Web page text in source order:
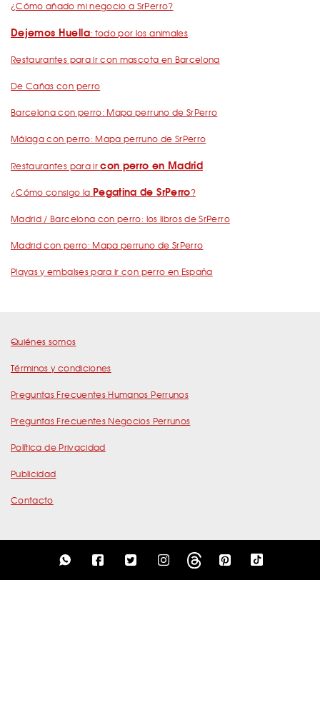
¿Cómo añado mi negocio a SrPerro?
Dejemos Huella: todo por los animales
Restaurantes para ir con mascota en Barcelona
De Cañas con perro
Barcelona con perro: Mapa perruno de SrPerro
Málaga con perro: Mapa perruno de SrPerro
Restaurantes para ircon perro en Madrid
¿Cómo consigo la Pegatina de SrPerro?
Madrid / Barcelona con perro: los libros de SrPerro
Madrid con perro: Mapa perruno de SrPerro
Playas y embalses para ir con perro en España
Quiénes somos
Términos y condiciones
Preguntas Frecuentes Humanos Perrunos
Preguntas Frecuentes Negocios Perrunos
Política de Privacidad
Publicidad
Contacto